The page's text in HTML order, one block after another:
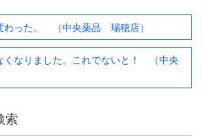
わった。 （中央薬品 瑞穂店）
くなりました。これでないと！ （中央
索